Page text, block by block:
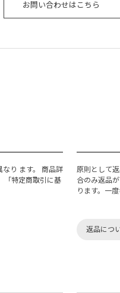
お問い合わせはこちら
り ます。 商品詳
「特定商取引に基
原則として
合のみ返品
ります。一
返品につ